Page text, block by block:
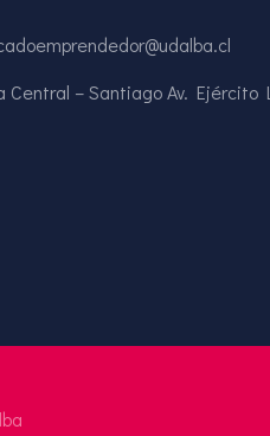
Central – Santiago Av. Ejército